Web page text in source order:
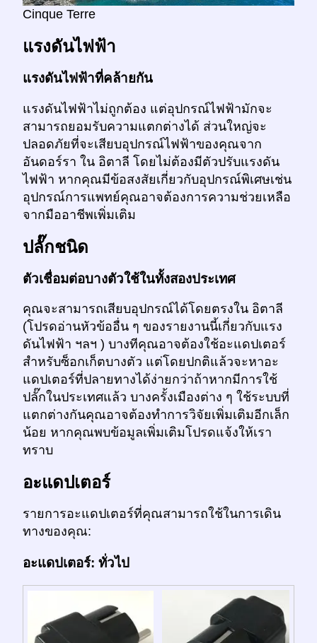
Cinque Terre
แรงดันไฟฟ้า
แรงดันไฟฟ้าที่คล้ายกัน
แรงดันไฟฟ้าไม่ถูกต้อง แต่อุปกรณ์ไฟฟ้ามักจะ
สามารถยอมรับความแตกต่างได้ ส่วนใหญ่จะ
ปลอดภัยที่จะเสียบอุปกรณ์ไฟฟ้าของคุณจาก
อันดอร์รา ใน อิตาลี โดยไม่ต้องมีตัวปรับแรงดัน
ไฟฟ้า หากคุณมีข้อสงสัยเกี่ยวกับอุปกรณ์พิเศษเช่น
อุปกรณ์การแพทย์คุณอาจต้องการความช่วยเหลือ
จากมืออาชีพเพิ่มเติม
ปลั๊กชนิด
ตัวเชื่อมต่อบางตัวใช้ในทั้งสองประเทศ
คุณจะสามารถเสียบอุปกรณ์ได้โดยตรงใน อิตาลี
(โปรดอ่านหัวข้ออื่น ๆ ของรายงานนี้เกี่ยวกับแรง
ดันไฟฟ้า ฯลฯ ) บางทีคุณอาจต้องใช้อะแดปเตอร์
สำหรับซ็อกเก็ตบางตัว แต่โดยปกติแล้วจะหาอะ
แดปเตอร์ที่ปลายทางได้ง่ายกว่าถ้าหากมีการใช้
ปลั๊กในประเทศแล้ว บางครั้งเมืองต่าง ๆ ใช้ระบบที่
แตกต่างกันคุณอาจต้องทำการวิจัยเพิ่มเติมอีกเล็ก
น้อย หากคุณพบข้อมูลเพิ่มเติมโปรดแจ้งให้เรา
ทราบ
อะแดปเตอร์
รายการอะแดปเตอร์ที่คุณสามารถใช้ในการเดิน
ทางของคุณ:
อะแดปเตอร์: ทั่วไป